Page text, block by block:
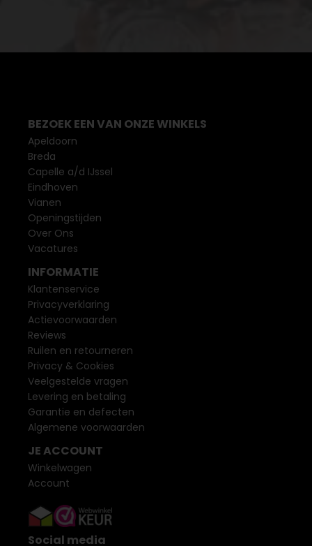
BEZOEK EEN VAN ONZE WINKELS
Apeldoorn
Breda
Capelle a/d IJssel
Eindhoven
Vianen
Openingstijden
Over Ons
Vacatures
INFORMATIE
Klantenservice
Privacyverklaring
Actievoorwaarden
Reviews
Ruilen en retourneren
Privacy & Cookies
Veelgestelde vragen
Levering en betaling
Garantie en defecten
Algemene voorwaarden
JE ACCOUNT
Winkelwagen
Account
Social media